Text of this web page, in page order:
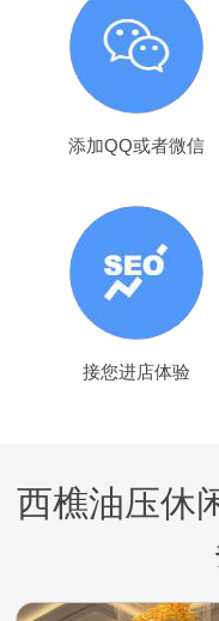
添加QQ或者微信
接您进店体验
西樵油压休